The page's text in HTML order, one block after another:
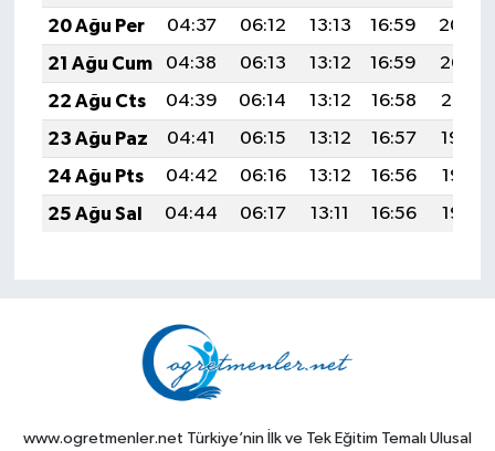
20 Ağu Per
04:37 06:12 13:13 16:59
20:04
21 Ağu Cum
04:38 06:13 13:12 16:59
20:02
22 Ağu Cts
04:39 06:14 13:12 16:58
20:01
23 Ağu Paz
04:41 06:15 13:12 16:57
19:59
24 Ağu Pts
04:42 06:16 13:12 16:56
19:58
25 Ağu Sal
04:44 06:17 13:11 16:56 19:56
www.ogretmenler.net Türkiye’nin İlk ve Tek Eğitim Temalı Ulusal